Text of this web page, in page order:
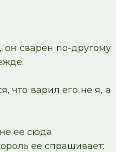
сварен по-другому
что варил его не я, а
ее сюда.
ее спрашивает: